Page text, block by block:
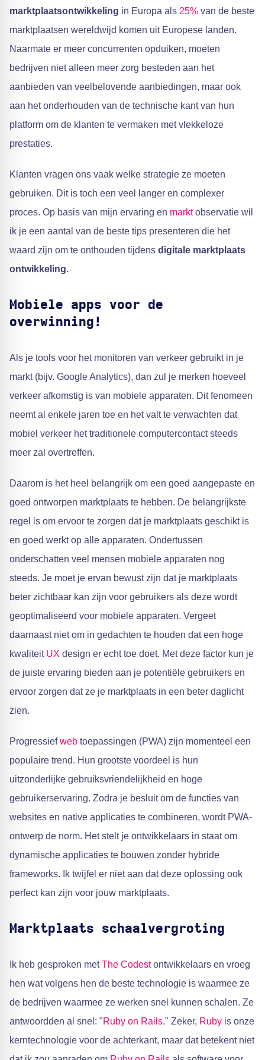
marktplaatsontwikkeling in Europa als 25% van de beste
marktplaatsen wereldwijd komen uit Europese landen.
Naarmate er meer concurrenten opduiken, moeten
bedrijven niet alleen meer zorg besteden aan het
aanbieden van veelbelovende aanbiedingen, maar ook
aan het onderhouden van de technische kant van hun
platform om de klanten te vermaken met vlekkeloze
prestaties.
Klanten vragen ons vaak welke strategie ze moeten
gebruiken. Dit is toch een veel langer en complexer
proces. Op basis van mijn ervaring en marktobservatie wil
ik je een aantal van de beste tips presenteren die het
waard zijn om te onthouden tijdens digitale marktplaats
ontwikkeling.
Mobiele apps voor de
overwinning!
Als je tools voor het monitoren van verkeer gebruikt in je
markt (bijv. Google Analytics), dan zul je merken hoeveel
verkeer afkomstig is van mobiele apparaten. Dit fenomeen
neemt al enkele jaren toe en het valt te verwachten dat
mobiel verkeer het traditionele computercontact steeds
meer zal overtreffen.
Daarom is het heel belangrijk om een goed aangepaste en
goed ontworpen marktplaats te hebben. De belangrijkste
regel is om ervoor te zorgen dat je marktplaats geschikt is
en goed werkt op alle apparaten. Ondertussen
onderschatten veel mensen mobiele apparaten nog
steeds. Je moet je ervan bewust zijn dat je marktplaats
beter zichtbaar kan zijn voor gebruikers als deze wordt
geoptimaliseerd voor mobiele apparaten. Vergeet
daarnaast niet om in gedachten te houden dat een hoge
kwaliteit UX design er echt toe doet. Met deze factor kun je
de juiste ervaring bieden aan je potentiële gebruikers en
ervoor zorgen dat ze je marktplaats in een beter daglicht
zien.
Progressiefweb toepassingen (PWA) zijn momenteel een
populaire trend. Hun grootste voordeel is hun
uitzonderlijke gebruiksvriendelijkheid en hoge
gebruikerservaring. Zodra je besluit om de functies van
websites en native applicaties te combineren, wordt PWA-
ontwerp de norm. Het stelt je ontwikkelaars in staat om
dynamische applicaties te bouwen zonder hybride
frameworks. Ik twijfel er niet aan dat deze oplossing ook
perfect kan zijn voor jouw marktplaats.
Marktplaats schaalvergroting
Ik heb gesproken metThe Codestontwikkelaars en vroeg
hen wat volgens hen de beste technologie is waarmee ze
de bedrijven waarmee ze werken snel kunnen schalen. Ze
antwoordden al snel: "Ruby on Rails." Zeker, Ruby is onze
kerntechnologie voor de achterkant, maar dat betekent niet